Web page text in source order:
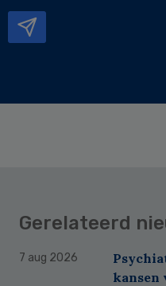
Gerelateerd
7 aug 2026
kansen